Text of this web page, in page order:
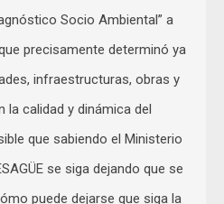
Socio Ambiental” a
que precisamente determinó ya
infraestructuras, obras y
calidad y dinámica del
que sabiendo el Ministerio
se siga dejando que se
puede dejarse que siga la